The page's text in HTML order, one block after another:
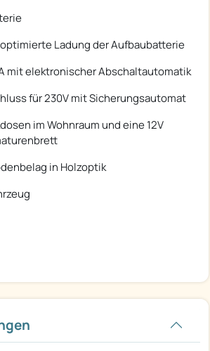
Ladung der Aufbaubatterie
mit elektronischer Abschaltautomatik
für 230V mit Sicherungsautomat
im Wohnraum und eine 12V
in Holzoptik